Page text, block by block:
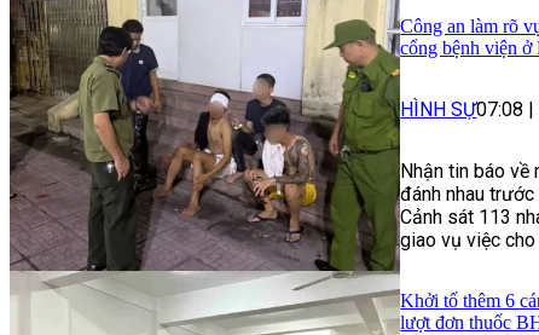
Công an làm rõ
cổng bệnh viện ở
HÌNH SỰ07:08
Nhận tin báo về
đánh nhau
Cảnh sát 113
giao vụ việc
Khởi tố thêm 6
lượt đơn thuốc